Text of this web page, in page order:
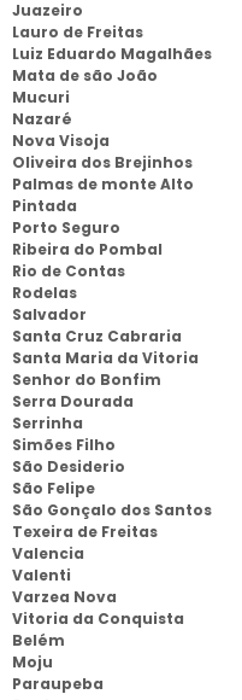
Juazeiro
Lauro de Freitas
Luiz Eduardo Magalhães
Mata de são João
Mucuri
Nazaré
Nova Visoja
Oliveira dos Brejinhos
Palmas de monte Alto
Pintada
Porto Seguro
Ribeira do Pombal
Rio de Contas
Rodelas
Salvador
Santa Cruz Cabraria
Santa Maria da Vitoria
Senhor do Bonfim
Serra Dourada
Serrinha
Simões Filho
São Desiderio
São Felipe
São Gonçalo dos Santos
Texeira de Freitas
Valencia
Valenti
Varzea Nova
Vitoria da Conquista
Belém
Moju
Paraupeba